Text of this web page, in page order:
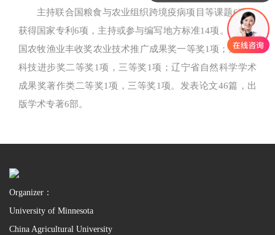
主持联合国粮食与农业组织跨境疫病项目等课题6项。
获得国家专利6项，主持或参与编写地方标准14项。获得全
国农牧渔业丰收奖农业技术推广成果奖一等奖1项；辽宁省
科技进步奖二等奖1项，三等奖1项；辽宁省自然科学学术
成果奖著作类二等奖1项，三等奖1项。发表论文46篇，出
版学术专著6部。
Organizer：
University of Minnesota
China Agricultural University